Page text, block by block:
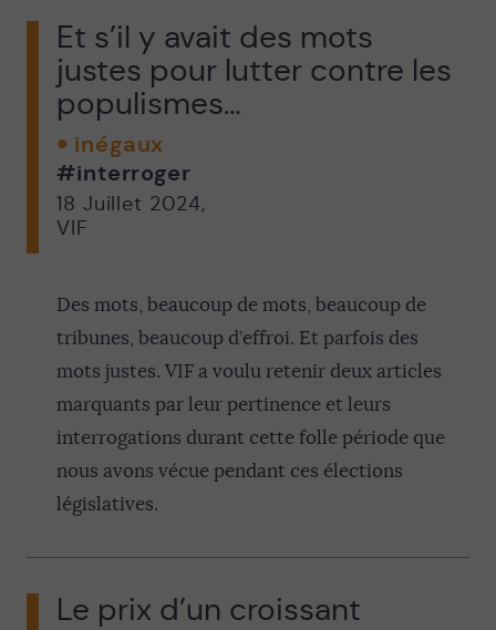
Et s’il y avait des mots
justes pour lutter contre les
populismes…
inégaux
#interroger
18 Juillet 2024,
VIF
Des mots, beaucoup de mots, beaucoup de
tribunes, beaucoup d’effroi. Et parfois des
mots justes. VIF a voulu retenir deux articles
marquants par leur pertinence et leurs
interrogations durant cette folle période que
nous avons vécue pendant ces élections
législatives.
Le prix d’un croissant